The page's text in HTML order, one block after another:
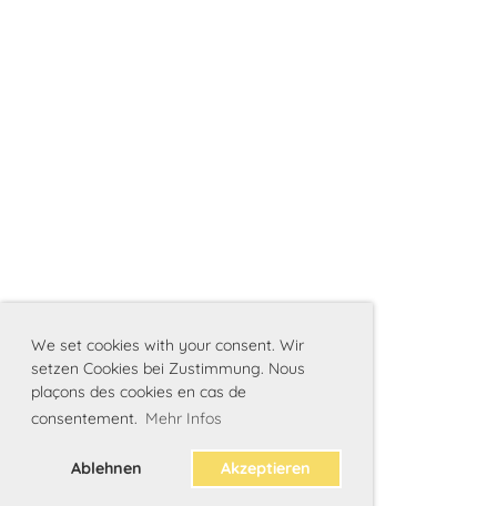
We set cookies with your consent. Wir
setzen Cookies bei Zustimmung. Nous
plaçons des cookies en cas de
consentement. Mehr Infos
Ablehnen Akzeptieren